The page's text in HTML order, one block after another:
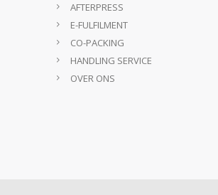
AFTERPRESS
E-FULFILMENT
CO-PACKING
HANDLING SERVICE
OVER ONS